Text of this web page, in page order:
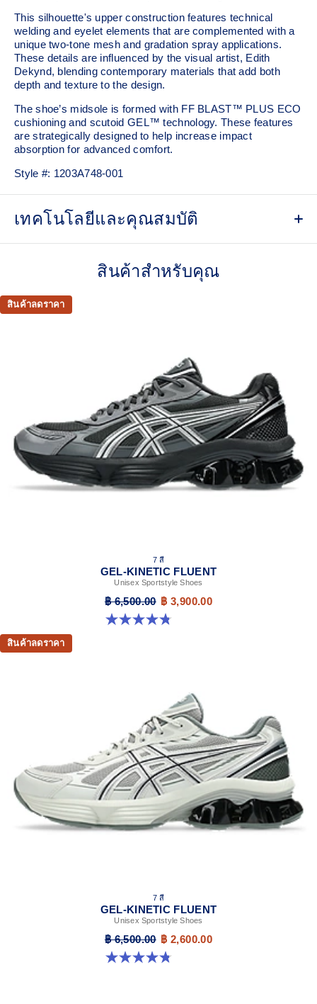
This silhouette's upper construction features technical
welding and eyelet elements that are complemented with a
unique two-tone mesh and gradation spray applications.
These details are influenced by the visual artist, Edith
Dekynd, blending contemporary materials that add both
depth and texture to the design.
The shoe’s midsole is formed with FF BLAST™ PLUS ECO
cushioning and scutoid GEL™ technology. These features
are strategically designed to help increase impact
absorption for advanced comfort.
Style #: 1203A748-001
เทคโนโลยีและคุณสมบัติ
Scutoid GEL™ technology shape helps provide
FF BLAST™ PLUS cushioning from our running
At least 20% of the upper's synthetic leather is made
with recycled materials
สินค้าสำหรับคุณ
สินค้าลดราคา
7 สี
GEL-KINETIC FLUENT
Unisex Sportstyle Shoes
฿ 6,500.00 ฿ 3,900.00
4.8 จาก 5 ดาว 104 รีวิว
สินค้าลดราคา
7 สี
GEL-KINETIC FLUENT
Unisex Sportstyle Shoes
฿ 6,500.00 ฿ 2,600.00
4.8 จาก 5 ดาว 104 รีวิว